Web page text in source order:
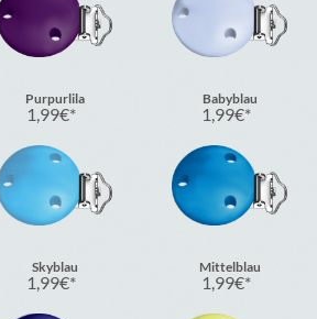
Purpurlila
1,99€
Babyblau
1,99€
Skyblau
1,99€
Mittelblau
1,99€